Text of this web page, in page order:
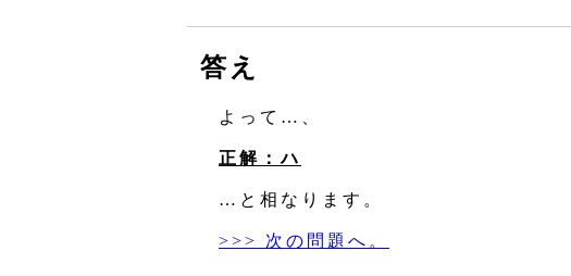
答え
よって…、
正解：ハ
…と相なります。
>>> 次の問題へ。